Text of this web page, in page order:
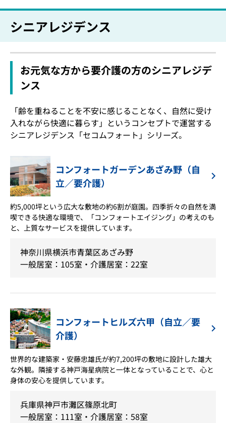
シニアレジデンス
お元気な方から要介護の方のシニアレジデ
ンス
「齢を重ねることを不安に感じることなく、自然に受け
入れながら快適に暮らす」というコンセプトで運営する
シニアレジデンス「セコムフォート」シリーズ。
コンフォートガーデンあざみ野（自
立／要介護）
約5,000坪という広大な敷地の約6割が庭園。四季折々の自然を満
喫できる快適な環境で、「コンフォートエイジング」の考えのも
と、上質なサービスを提供しています。
神奈川県横浜市青葉区あざみ野
一般居室：105室・介護居室：22室
コンフォートヒルズ六甲（自立／要
介護）
世界的な建築家・安藤忠雄氏が約7,200坪の敷地に設計した雄大
な外観。隣接する神戸海星病院と一体となっていることで、心と
身体の安心を提供しています。
兵庫県神戸市灘区篠原北町
一般居室：111室・介護居室：58室